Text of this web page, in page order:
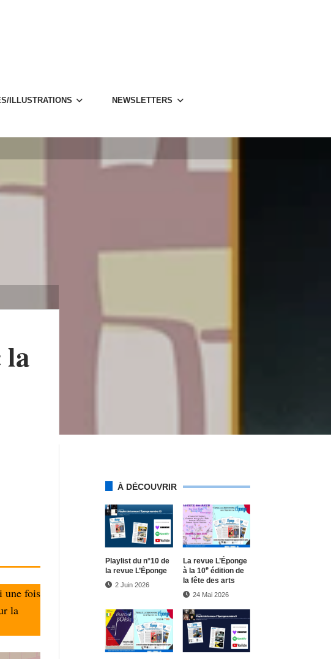
ILLUS­­­TRA­­­TIONS NEWS­LET­TERS
la
une fois
la
À DÉCOUVRIR
Play­list du n°10 de
la revue L’Éponge
2 Juin 2026
La revue L’Éponge
à la 10eédition de
la fête des arts
24 Mai 2026